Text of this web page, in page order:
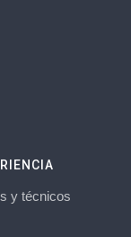
y técnicos